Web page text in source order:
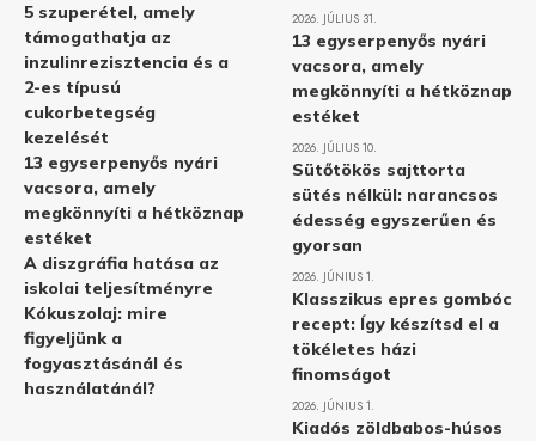
5 szuperétel, amely
támogathatja az
inzulinrezisztencia és a
2-es típusú
cukorbetegség
kezelését
13 egyserpenyős nyári
vacsora, amely
megkönnyíti a hétköznap
estéket
A diszgráfia hatása az
iskolai teljesítményre
Kókuszolaj: mire
figyeljünk a
fogyasztásánál és
használatánál?
2026. JÚLIUS 31.
13 egyserpenyős nyári
vacsora, amely
megkönnyíti a hétköznap
estéket
2026. JÚLIUS 10.
Sütőtökös sajttorta
sütés nélkül: narancsos
édesség egyszerűen és
gyorsan
2026. JÚNIUS 1.
Klasszikus epres gombóc
recept: Így készítsd el a
tökéletes házi
finomságot
2026. JÚNIUS 1.
Kiadós zöldbabos-húsos